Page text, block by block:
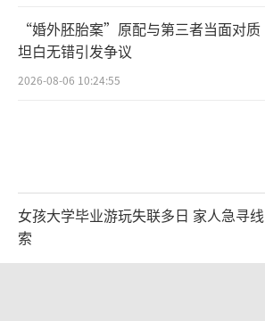
“婚外胚胎案”原配与第三者当面对质
坦白无错引发争议
2026-08-06 10:24:55
女孩大学毕业游玩失联多日 家人急寻线
索
2026-08-03 11:50:30